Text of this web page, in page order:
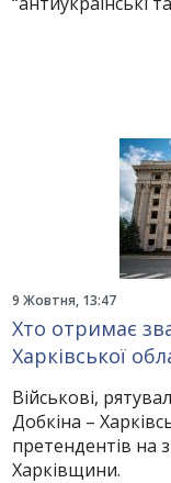
9 Жовтня, 13:47
Хто отримає
Харківської
Військові,
Добкіна –
претендентів на
Харківщини.